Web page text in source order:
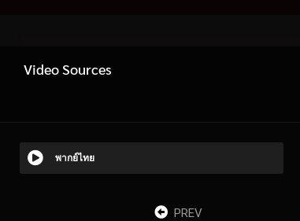
Video Sources
พากย์ไทย
PREV